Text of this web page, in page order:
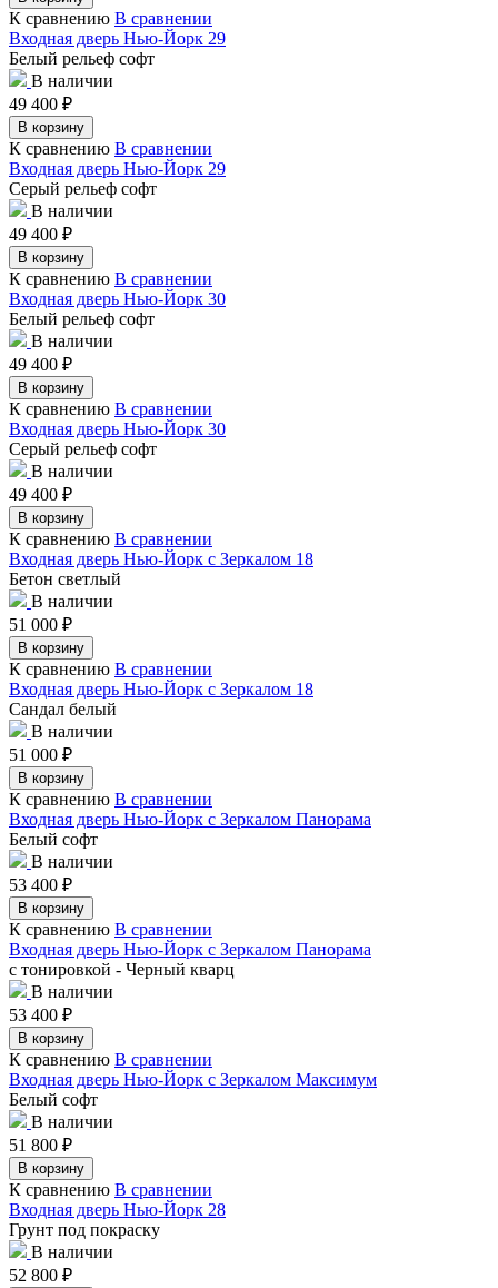
К сравнению В сравнении
Входная дверь Нью-Йорк 29
Белый рельеф софт
В наличии
49 400 ₽
В корзину
К сравнению В сравнении
Входная дверь Нью-Йорк 29
Серый рельеф софт
В наличии
49 400 ₽
В корзину
К сравнению В сравнении
Входная дверь Нью-Йорк 30
Белый рельеф софт
В наличии
49 400 ₽
В корзину
К сравнению В сравнении
Входная дверь Нью-Йорк 30
Серый рельеф софт
В наличии
49 400 ₽
В корзину
К сравнению В сравнении
Входная дверь Нью-Йорк с Зеркалом 18
Бетон светлый
В наличии
51 000 ₽
В корзину
К сравнению В сравнении
Входная дверь Нью-Йорк с Зеркалом 18
Сандал белый
В наличии
51 000 ₽
В корзину
К сравнению В сравнении
Входная дверь Нью-Йорк с Зеркалом Панорама
Белый софт
В наличии
53 400 ₽
В корзину
К сравнению В сравнении
Входная дверь Нью-Йорк с Зеркалом Панорама
с тонировкой - Черный кварц
В наличии
53 400 ₽
В корзину
К сравнению В сравнении
Входная дверь Нью-Йорк с Зеркалом Максимум
Белый софт
В наличии
51 800 ₽
В корзину
К сравнению В сравнении
Входная дверь Нью-Йорк 28
Грунт под покраску
В наличии
52 800 ₽